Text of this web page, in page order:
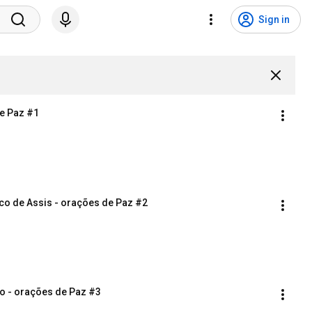
Sign in
Paz #1
de Assis - orações de Paz #2
- orações de Paz #3